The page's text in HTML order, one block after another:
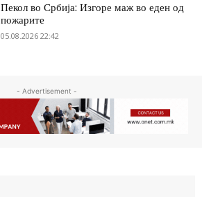
Пекол во Србија: Изгоре маж во еден од
пожарите
05.08.2026 22:42
- Advertisement -